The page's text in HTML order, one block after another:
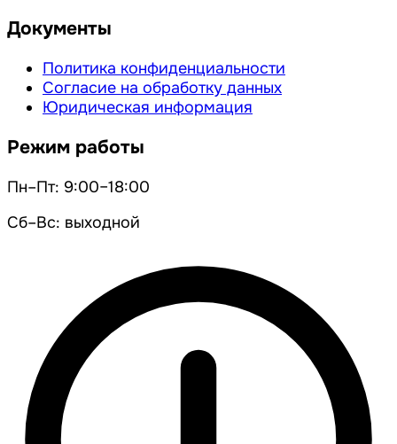
Документы
Политика конфиденциальности
Согласие на обработку данных
Юридическая информация
Режим работы
Пн–Пт: 9:00–18:00
Сб–Вс: выходной